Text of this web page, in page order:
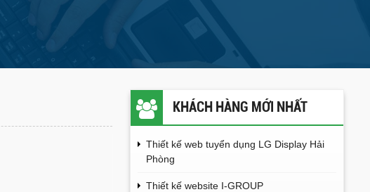
KHÁCH HÀNG MỚI NHẤT
Thiết kế web tuyển dụng LG Display Hải
Phòng
Thiết kế website I-GROUP